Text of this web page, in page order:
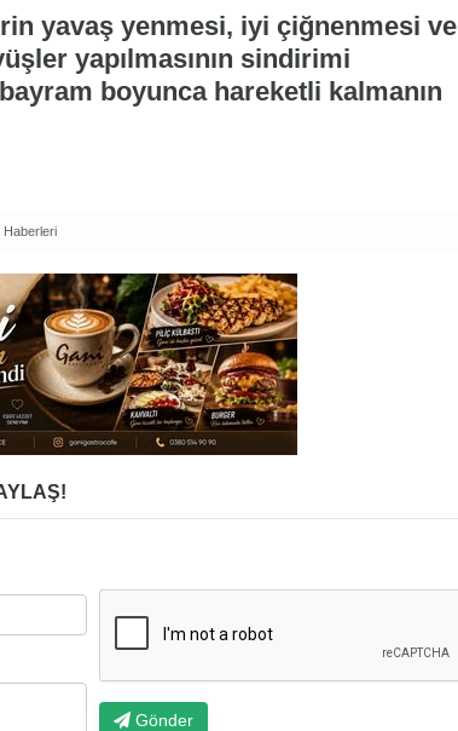
yavaş yenmesi, iyi çiğnenmesi ve
yapılmasının sindirimi
boyunca hareketli kalmanın
Haberleri
Gönder